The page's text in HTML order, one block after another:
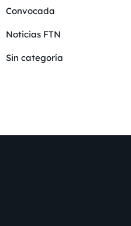
Convocada
Noticias FTN
Sin categoría